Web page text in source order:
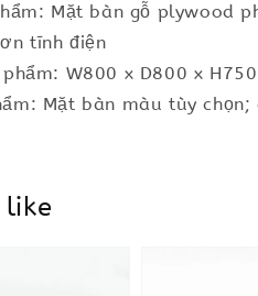
Mặt bàn gỗ plywood
tĩnh điện
W800 x D800 x
Mặt bàn màu tùy
like